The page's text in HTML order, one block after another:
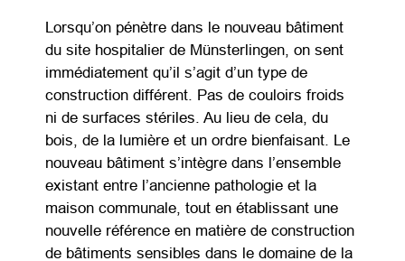
Lorsqu’on pénètre dans le nouveau bâtiment
du site hospitalier de Münsterlingen, on sent
immédiatement qu’il s’agit d’un type de
construction différent. Pas de couloirs froids
ni de surfaces stériles. Au lieu de cela, du
bois, de la lumière et un ordre bienfaisant. Le
nouveau bâtiment s’intègre dans l’ensemble
existant entre l’ancienne pathologie et la
maison communale, tout en établissant une
nouvelle référence en matière de construction
de bâtiments sensibles dans le domaine de la